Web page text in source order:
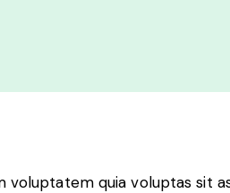
voluptatem quia voluptas sit